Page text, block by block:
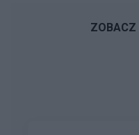
ZOBACZ